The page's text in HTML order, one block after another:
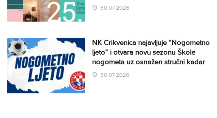
30.07.2026
NK Crikvenica najavljuje “Nogometno
ljeto” i otvara novu sezonu Škole
nogometa uz osnažen stručni kadar
30.07.2026